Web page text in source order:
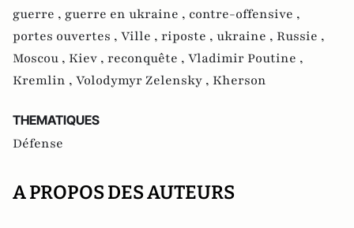
guerre , guerre en ukraine , contre-offensive ,
portes ouvertes , Ville , riposte , ukraine , Russie ,
Moscou , Kiev , reconquête , Vladimir Poutine ,
Kremlin , Volodymyr Zelensky , Kherson
THEMATIQUES
Défense
A PROPOS DES AUTEURS